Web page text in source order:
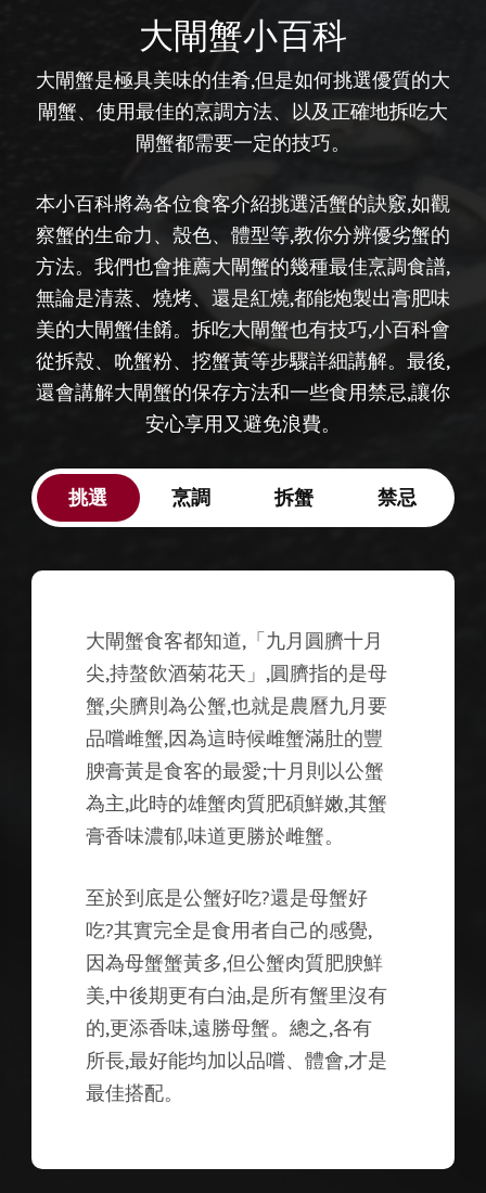
大閘蟹小百科
大閘蟹是極具美味的佳肴,但是如何挑選優質的大
閘蟹、使用最佳的烹調方法、以及正確地拆吃大
閘蟹都需要一定的技巧。
本小百科將為各位食客介紹挑選活蟹的訣竅,如觀
察蟹的生命力、殼色、體型等,教你分辨優劣蟹的
方法。我們也會推薦大閘蟹的幾種最佳烹調食譜,
無論是清蒸、燒烤、還是紅燒,都能炮製出膏肥味
美的大閘蟹佳餚。拆吃大閘蟹也有技巧,小百科會
從拆殼、吮蟹粉、挖蟹黃等步驟詳細講解。最後,
還會講解大閘蟹的保存方法和一些食用禁忌,讓你
安心享用又避免浪費。
挑選 烹調 拆蟹 禁忌
大閘蟹食客都知道,「九月圓臍十月
尖,持螯飲酒菊花天」,圓臍指的是母
蟹,尖臍則為公蟹,也就是農曆九月要
品嚐雌蟹,因為這時候雌蟹滿肚的豐
腴膏黃是食客的最愛;十月則以公蟹
為主,此時的雄蟹肉質肥碩鮮嫩,其蟹
膏香味濃郁,味道更勝於雌蟹。
至於到底是公蟹好吃?還是母蟹好
吃?其實完全是食用者自己的感覺,
因為母蟹蟹黃多,但公蟹肉質肥腴鮮
美,中後期更有白油,是所有蟹里沒有
的,更添香味,遠勝母蟹。總之,各有
所長,最好能均加以品嚐、體會,才是
最佳搭配。